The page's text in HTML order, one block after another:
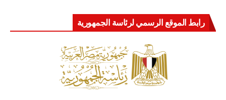
رابط الموقع الرسمي لرئاسة الجمهورية